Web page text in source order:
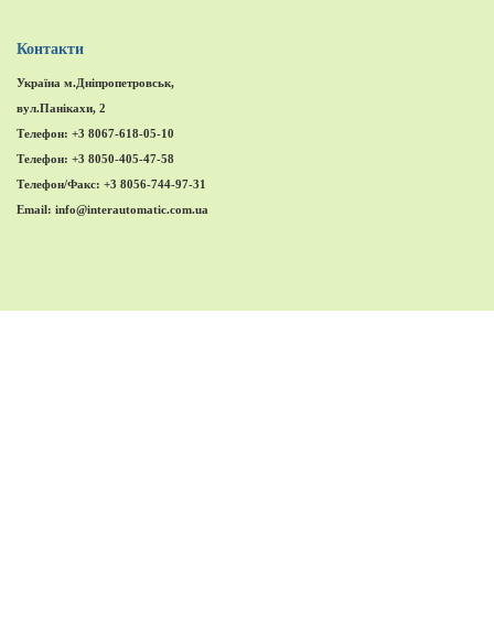
Контакти
Україна м.Дніпропетровськ,
вул.Панікахи, 2
Телефон: +3 8067-618-05-10
Телефон: +3 8050-405-47-58
Телефон/Факс: +3 8056-744-97-31
Email: info@interautomatic.com.ua